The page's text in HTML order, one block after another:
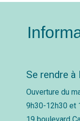
Se rendre à
Ouverture du
9h30-12h30 et